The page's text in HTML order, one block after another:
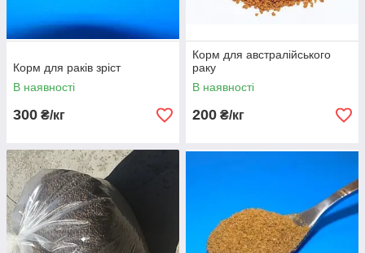
Корм для раків зріст
В наявності
300 ₴/кг
Корм для австралійського
раку
В наявності
200 ₴/кг